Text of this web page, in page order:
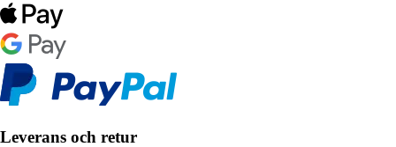
Leverans och retur